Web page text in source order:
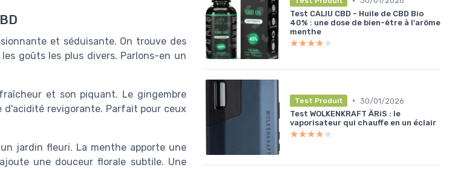
et séduisante. On trouve des
goûts les plus divers. Parlons-en un
et son piquant. Le gingembre
revigorante. Parfait pour ceux
jardin fleuri. La menthe apporte une
une douceur florale subtile. Une
Test CALIU CBD - Huile de CBD Bio
40% : une dose de bien-être à l'arôme
menthe
★★★★★
★★★★★
Test Produit • 30/01/2026
Test WOLKENKRAFT ÄRiS : le
vaporisateur qui chauffe en un éclair
★★★★★
★★★★★